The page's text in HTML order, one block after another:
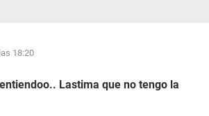
18:20
Lastima que no tengo la